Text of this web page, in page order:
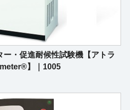
・促進耐候性試験機【アトラ
】｜1005